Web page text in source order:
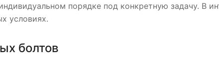
порядке под конкретную задачу. В
условиях.
болтов